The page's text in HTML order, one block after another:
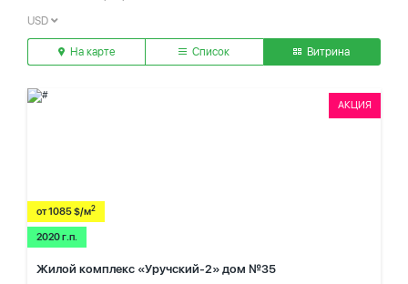
USD
На карте Список Витрина
АКЦИЯ
от 1085 $/м2
2020 г.п.
Жилой комплекс «Уручский-2» дом №35